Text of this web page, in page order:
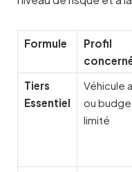
Formule
Profil
Tiers
Essentiel
Véhicule
ou
limité